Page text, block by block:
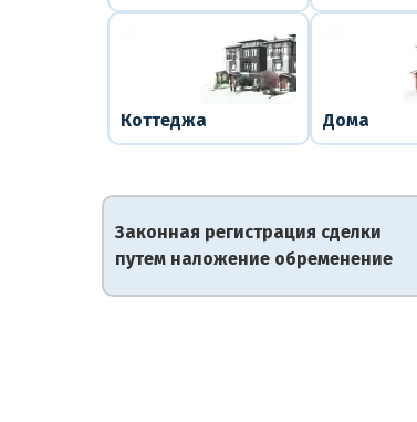
Коттеджа Дома
Законная регистрация сделки
путем наложение обременение